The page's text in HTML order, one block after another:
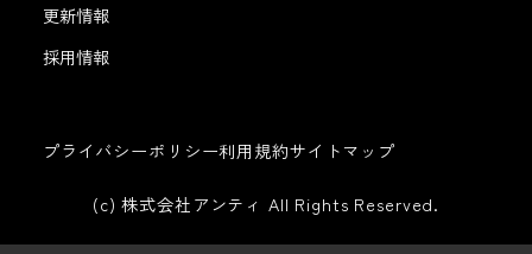
更新情報
採用情報
プライバシーポリシー利用規約サイトマップ
(c) 株式会社アンティ All Rights Reserved.